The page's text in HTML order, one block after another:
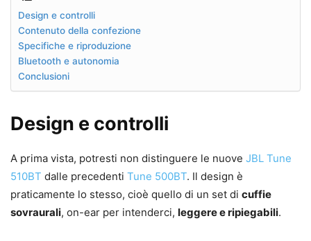
Design e controlli
Contenuto della confezione
Specifiche e riproduzione
Bluetooth e autonomia
Conclusioni
Design e controlli
A prima vista, potresti non distinguere le nuove JBL Tune
510BT dalle precedenti Tune 500BT. Il design è
praticamente lo stesso, cioè quello di un set di cuffie
sovraurali, on-ear per intenderci, leggere e ripiegabili.